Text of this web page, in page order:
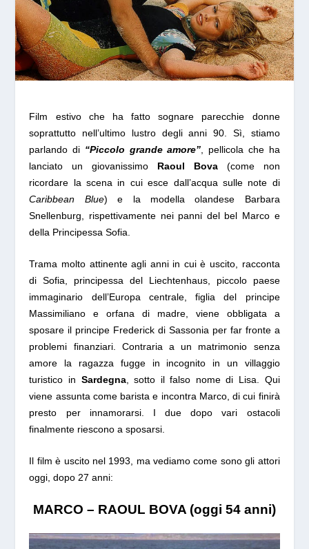
Film estivo che ha fatto sognare parecchie donne
soprattutto nell’ultimo lustro degli anni 90. Sì, stiamo
parlando di “Piccolo grande amore” , pellicola che ha
lanciato un giovanissimo Raoul Bova(come non
ricordare la scena in cui esce dall’acqua sulle note di
Caribbean Blue) e la modella olandese Barbara
Snellenburg,
rispettivamente nei panni del bel Marco e
della Principessa Sofia.
Trama molto attinente agli anni in cui è uscito, racconta
di Sofia, principessa del Liechtenhaus, piccolo paese
immaginario dell’Europa centrale, figlia del principe
Massimiliano e orfana di madre, viene obbligata a
sposare il principe Frederick di Sassonia per far fronte a
problemi finanziari. Contraria a un matrimonio senza
amore la ragazza fugge in incognito in un villaggio
turistico in Sardegna, sotto il falso nome di Lisa. Qui
viene assunta come barista e incontra Marco, di cui finirà
presto per innamorarsi. I due dopo vari ostacoli
finalmente riescono a sposarsi.
Il film è uscito nel 1993, ma vediamo come sono gli attori
oggi, dopo 27 anni:
MARCO – RAOUL BOVA (oggi 54 anni)